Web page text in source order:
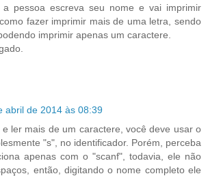
pessoa escreva seu nome e vai imprimir
fazer imprimir mais de uma letra, sendo
imprimir apenas um caractere.
abril de 2014 às 08:39
e ler mais de um caractere, você deve usar o
"s", no identificador. Porém, perceba
apenas com o "scanf", todavia, ele não
então, digitando o nome completo ele